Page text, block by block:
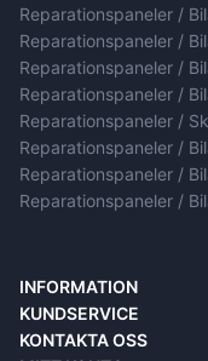
Reparationspaneler /
Reparationspaneler /
Reparationspaneler /
Reparationspaneler /
Reparationspaneler /
Reparationspaneler /
Reparationspaneler /
Reparationspaneler /
INFORMATION
Om oss
Information om leverans
KUNDSERVICE
Kontakta oss
KONTAKTA OSS